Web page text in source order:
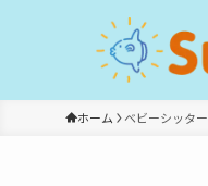
ホーム ベビーシッター